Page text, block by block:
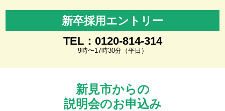
新卒採用エントリー
TEL：0120-814-314
9時〜17時30分（平日）
新見市からの
説明会のお申込み